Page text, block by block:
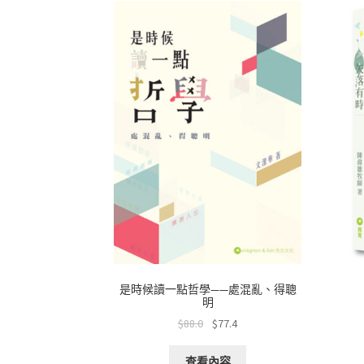
是時候讀一點哲學——處混亂、得聰
明
$88.0 $77.4